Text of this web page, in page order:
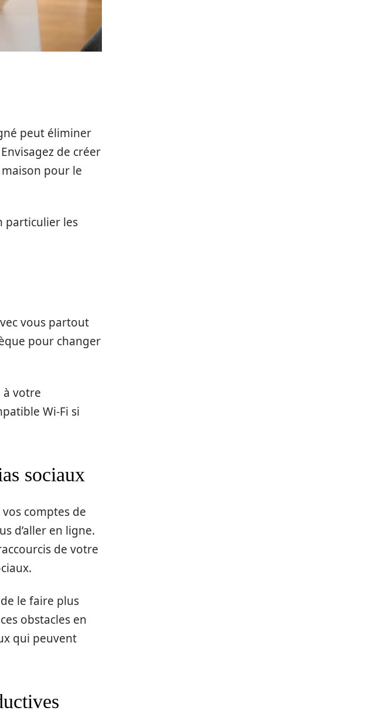
peut éliminer
de créer
pour le
particulier les
vous partout
pour changer
à votre
Wi-Fi si
sociaux
comptes de
d’aller en ligne.
de votre
le faire plus
obstacles en
qui peuvent